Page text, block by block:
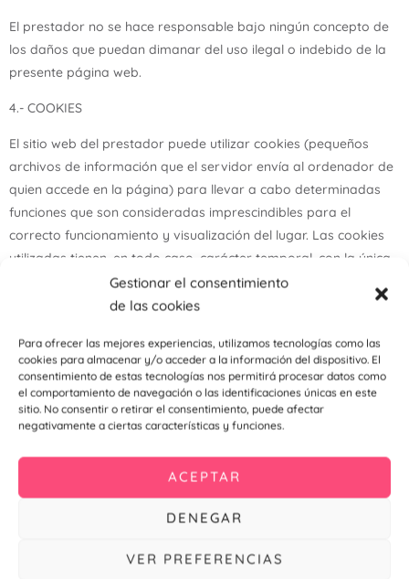
Gestionar el consentimiento
de las cookies
Para ofrecer las mejores experiencias, utilizamos tecnologías como las
cookies para almacenar y/o acceder a la información del dispositivo. El
consentimiento de estas tecnologías nos permitirá procesar datos como
el comportamiento de navegación o las identificaciones únicas en este
sitio. No consentir o retirar el consentimiento, puede afectar
negativamente a ciertas características y funciones.
ACEPTAR
DENEGAR
VER PREFERENCIAS
El prestador no se hace responsable bajo ningún concepto de
los daños que puedan dimanar del uso ilegal o indebido de la
presente página web.
4.- COOKIES
El sitio web del prestador puede utilizar cookies (pequeños
archivos de información que el servidor envía al ordenador de
quien accede en la página) para llevar a cabo determinadas
funciones que son consideradas imprescindibles para el
correcto funcionamiento y visualización del lugar. Las cookies
utilizadas tienen, en todo caso, carácter temporal, con la única
finalidad de hacer más eficaz la navegación, y desaparecen al
acabar la sesión del usuario.
En ningún caso se utilizarán las cookies para recoger
información de carácter personal.
Para más información, ver nuestra Política de Cookies.[Enlace]
5.- ENLACES (LINKS)
Desde el sitio web es posible que se redirija a contenidos de
terceras webs. Dado que desde el web no podemos controlar
siempre los contenidos introducidos por los terceros, Elena
respecto a estos contenidos. En todo caso, el prestador